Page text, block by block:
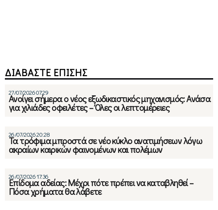
ΔΙΑΒΑΣΤΕ ΕΠΙΣΗΣ
27/07/2026 07:29
Ανοίγει σήμερα ο νέος εξωδικαστικός μηχανισμός: Ανάσα
για χιλιάδες οφειλέτες – Όλες οι λεπτομέρειες
26/07/2026 20:28
Τα τρόφιμα μπροστά σε νέο κύκλο ανατιμήσεων λόγω
ακραίων καιρικών φαινομένων και πολέμων
26/07/2026 17:36
Επίδομα αδείας: Μέχρι πότε πρέπει να καταβληθεί –
Πόσα χρήματα θα λάβετε